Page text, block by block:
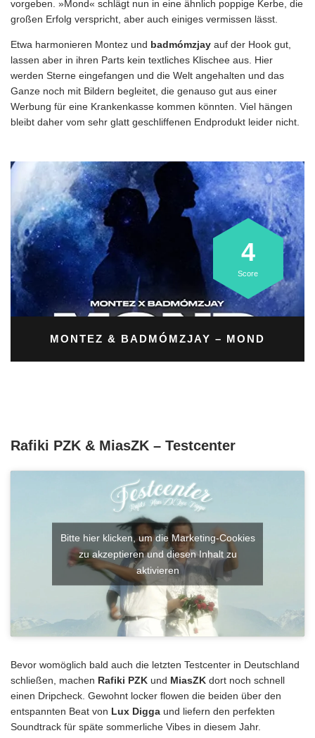
vorgeben. »Mond« schlägt nun in eine ähnlich poppige Kerbe, die
großen Erfolg verspricht, aber auch einiges vermissen lässt.
Etwa harmonieren Montez und badmómzjay auf der Hook gut,
lassen aber in ihren Parts kein textliches Klischee aus. Hier
werden Sterne eingefangen und die Welt angehalten und das
Ganze noch mit Bildern begleitet, die genauso gut aus einer
Werbung für eine Krankenkasse kommen könnten. Viel hängen
bleibt daher vom sehr glatt geschliffenen Endprodukt leider nicht.
MONTEZ & BADMÓMZJAY – MOND
4
Score
Rafiki PZK & MiasZK – Testcenter
Bitte hier klicken, um die Marketing-Cookies
zu akzeptieren und diesen Inhalt zu
aktivieren
Bevor womöglich bald auch die letzten Testcenter in Deutschland
schließen, machen Rafiki PZK und MiasZK dort noch schnell
einen Dripcheck. Gewohnt locker flowen die beiden über den
entspannten Beat von Lux Digga und liefern den perfekten
Soundtrack für späte sommerliche Vibes in diesem Jahr.